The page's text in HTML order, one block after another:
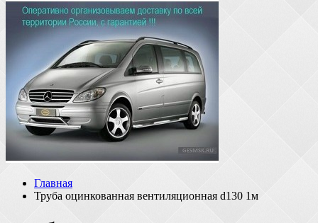
Главная
Труба оцинкованная вентиляционная d130 1м